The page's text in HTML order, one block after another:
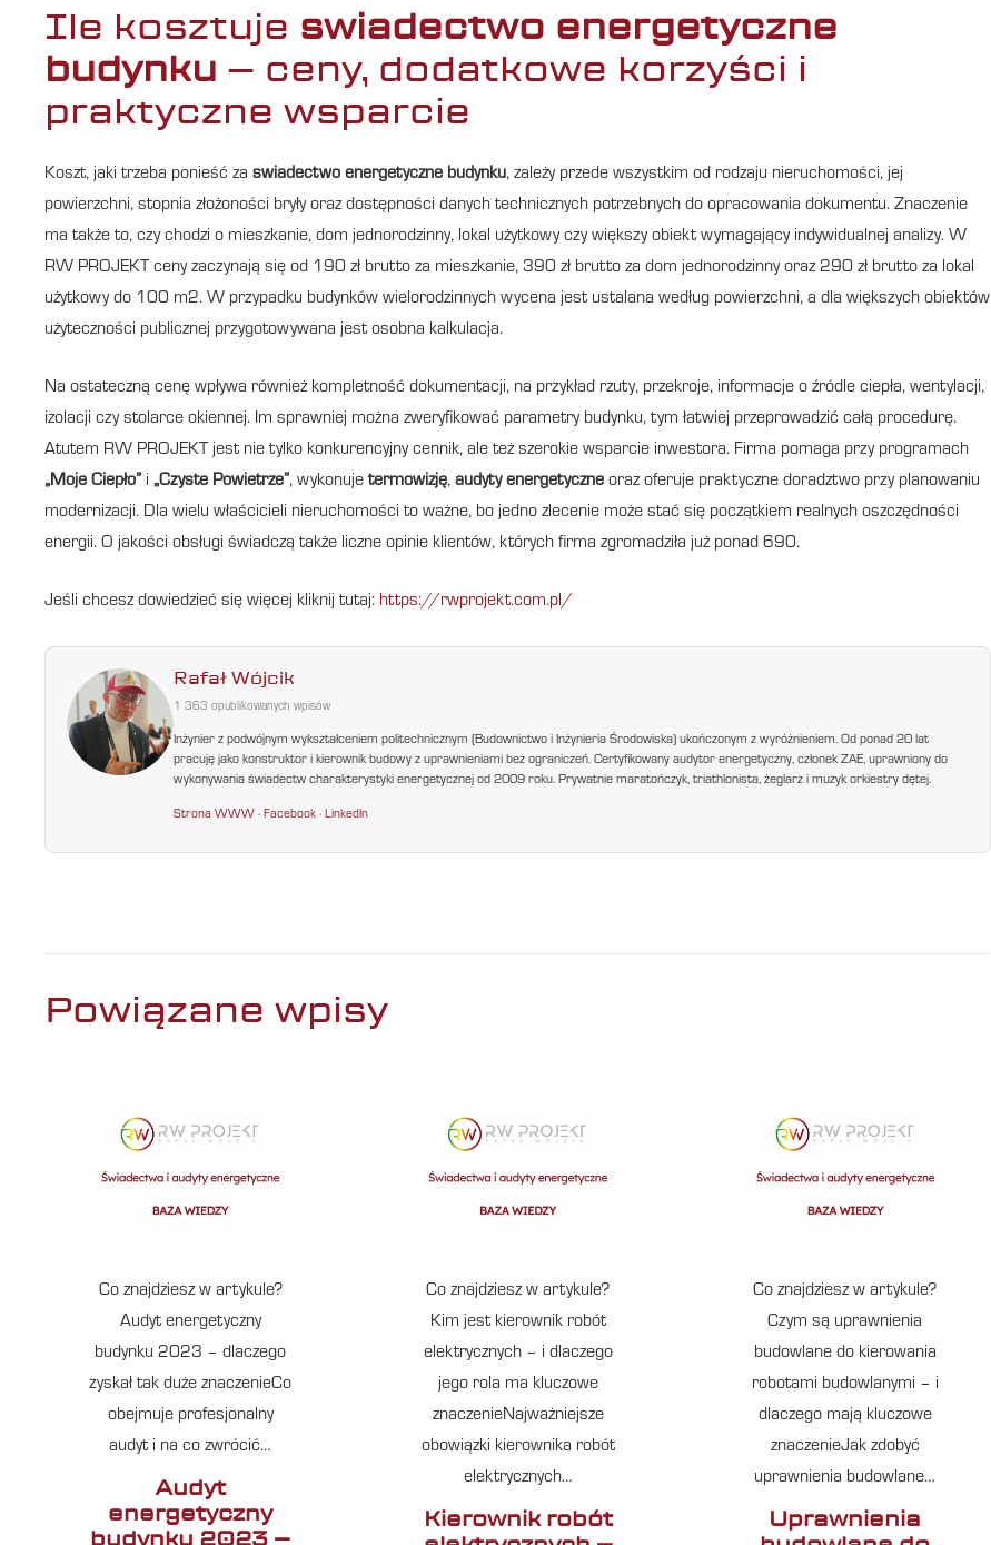
Ile kosztuje swiadectwo energetyczne
budynku – ceny, dodatkowe korzyści i
praktyczne wsparcie
Koszt, jaki trzeba ponieść za swiadectwo energetyczne budynku, zależy przede wszystkim od rodzaju nieruchomości, jej
powierzchni, stopnia złożoności bryły oraz dostępności danych technicznych potrzebnych do opracowania dokumentu. Znaczenie
ma także to, czy chodzi o mieszkanie, dom jednorodzinny, lokal użytkowy czy większy obiekt wymagający indywidualnej analizy. W
RW PROJEKT ceny zaczynają się od 190 zł brutto za mieszkanie, 390 zł brutto za dom jednorodzinny oraz 290 zł brutto za lokal
użytkowy do 100 m2. W przypadku budynków wielorodzinnych wycena jest ustalana według powierzchni, a dla większych obiektów
użyteczności publicznej przygotowywana jest osobna kalkulacja.
Na ostateczną cenę wpływa również kompletność dokumentacji, na przykład rzuty, przekroje, informacje o źródle ciepła, wentylacji,
izolacji czy stolarce okiennej. Im sprawniej można zweryfikować parametry budynku, tym łatwiej przeprowadzić całą procedurę.
Atutem RW PROJEKT jest nie tylko konkurencyjny cennik, ale też szerokie wsparcie inwestora. Firma pomaga przy programach
„Moje Ciepło” i „Czyste Powietrze”, wykonuje termowizję, audyty energetyczne oraz oferuje praktyczne doradztwo przy planowaniu
modernizacji. Dla wielu właścicieli nieruchomości to ważne, bo jedno zlecenie może stać się początkiem realnych oszczędności
energii. O jakości obsługi świadczą także liczne opinie klientów, których firma zgromadziła już ponad 690.
Jeśli chcesz dowiedzieć się więcej kliknij tutaj: https://rwprojekt.com.pl/
Rafał Wójcik
1 363 opublikowanych wpisów
Inżynier z podwójnym wykształceniem politechnicznym (Budownictwo i Inżynieria Środowiska) ukończonym z wyróżnieniem. Od ponad 20 lat
pracuję jako konstruktor i kierownik budowy z uprawnieniami bez ograniczeń. Certyfikowany audytor energetyczny, członek ZAE, uprawniony do
wykonywania świadectw charakterystyki energetycznej od 2009 roku. Prywatnie maratończyk, triathlonista, żeglarz i muzyk orkiestry dętej.
Strona WWW ·Facebook ·LinkedIn
Powiązane wpisy
Co znajdziesz w artykule?
Audyt energetyczny
budynku 2023 – dlaczego
zyskał tak duże znaczenieCo
obejmuje profesjonalny
audyt i na co zwrócić…
Audyt
energetyczny
budynku 2023 –
Co znajdziesz w artykule?
Kim jest kierownik robót
elektrycznych – i dlaczego
jego rola ma kluczowe
znaczenieNajważniejsze
obowiązki kierownika robót
elektrycznych…
Kierownik robót
Co znajdziesz w artykule?
Czym są uprawnienia
budowlane do kierowania
robotami budowlanymi – i
dlaczego mają kluczowe
znaczenieJak zdobyć
uprawnienia budowlane…
Uprawnienia